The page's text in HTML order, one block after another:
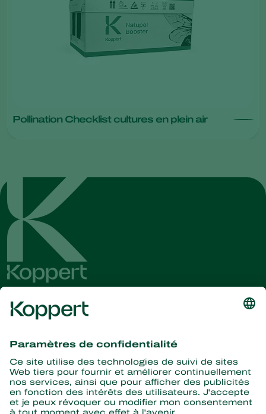
Pollination Checklist cultures en plein air
nouvelles et informations
S’abonner ici
La nature pour partenaire